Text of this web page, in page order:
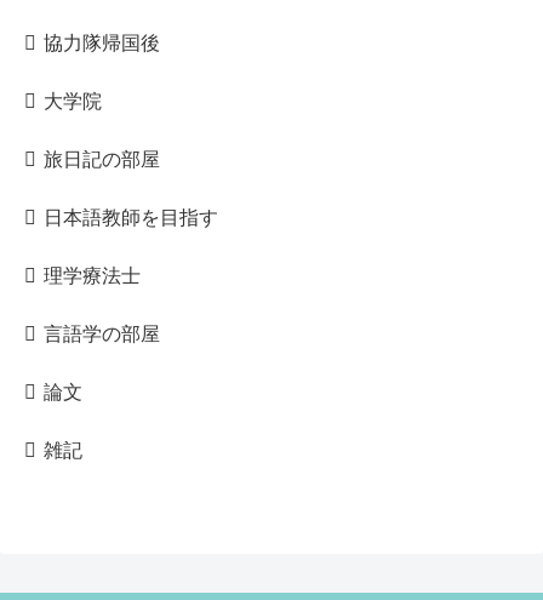
協力隊帰国後
大学院
旅日記の部屋
日本語教師を目指す
理学療法士
言語学の部屋
論文
雑記